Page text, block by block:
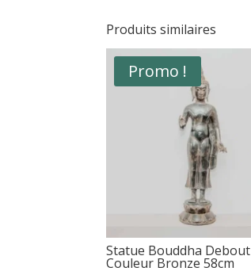
Produits similaires
Promo !
Statue Bouddha Debout
Couleur Bronze 58cm